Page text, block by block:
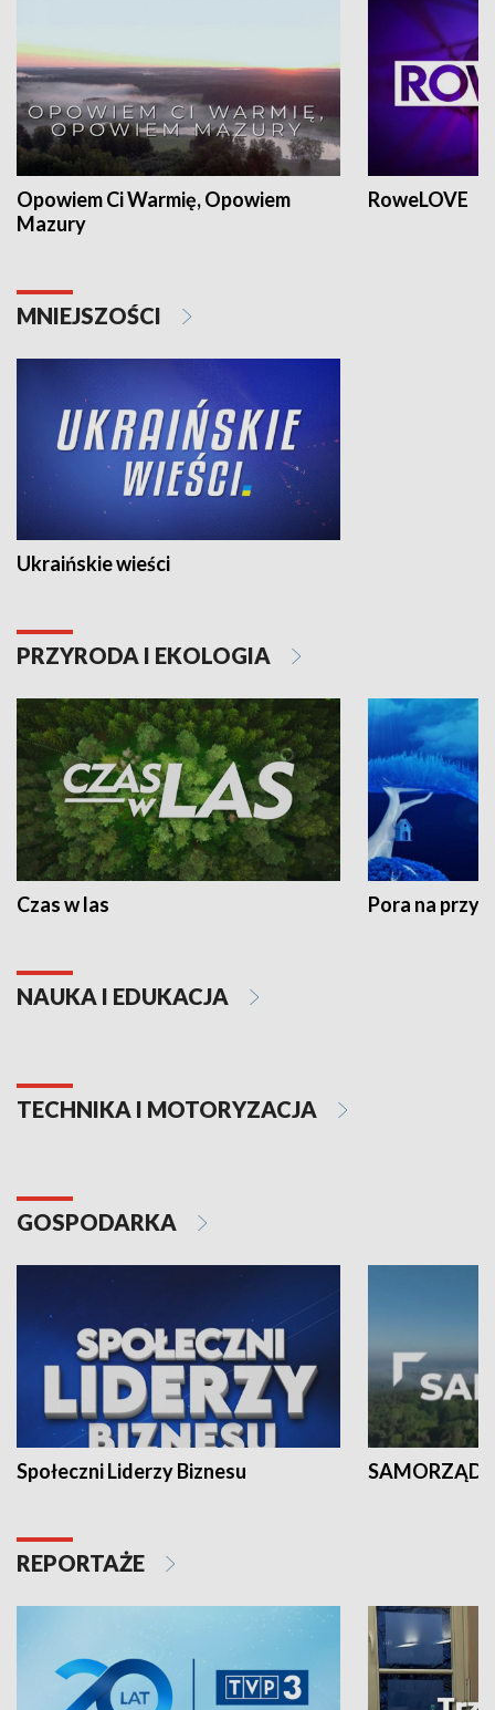
Opowiem Ci Warmię, Opowiem
Mazury
RoweLOVE
MNIEJSZOŚCI
Ukraińskie wieści
PRZYRODA I EKOLOGIA
Czas w las Pora na
NAUKA I EDUKACJA
TECHNIKA I MOTORYZACJA
GOSPODARKA
Społeczni Liderzy Biznesu SAMORZĄD
REPORTAŻE